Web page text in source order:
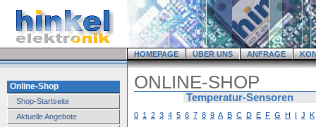
HOMEPAGE ÜBER UNS ANFRAGE
Online-Shop
Shop-Startseite
Aktuelle Angebote
ONLINE-SHOP
Temperatur-Sensoren
0 1 2 3 4 5 6 7 8 9 A B C D E F G H I J K